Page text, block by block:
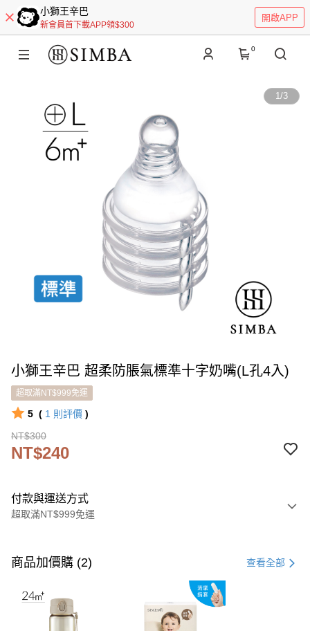
小獅王辛巴
新會員首下載APP領$300
開啟APP
0
1/3
小獅王辛巴 超柔防脹氣標準十字奶嘴(L孔4入)
超取滿NT$999免運
5 ( 1 則評價 )
NT$300
NT$240
付款與運送方式
超取滿NT$999免運
信用卡一次付款
Apple Pay
商品加價購 (2) 查看全部